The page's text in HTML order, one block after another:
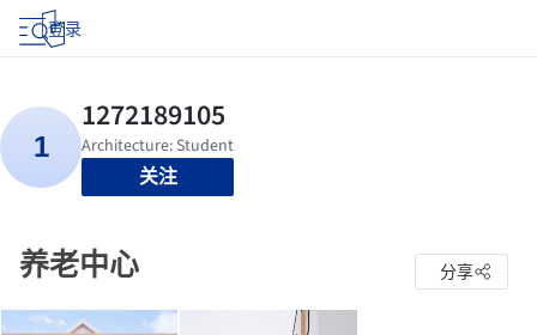
登录
关注
养老中心 分享